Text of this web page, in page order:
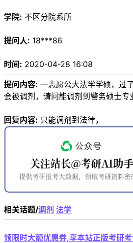
学院: 不区分院系所
提问人: 18***86
时间: 2020-04-28 16:08
提问内容: 一志愿公大法学学硕，过
会被调剂，请问能调剂到警务硕士专
回复内容: 只能调剂到法律，
相关话题/调剂 法学
领限时大额优惠券,享本站正版考研